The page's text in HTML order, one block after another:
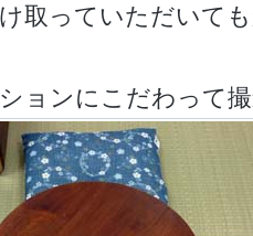
取っていただいて
ョンにこだわって